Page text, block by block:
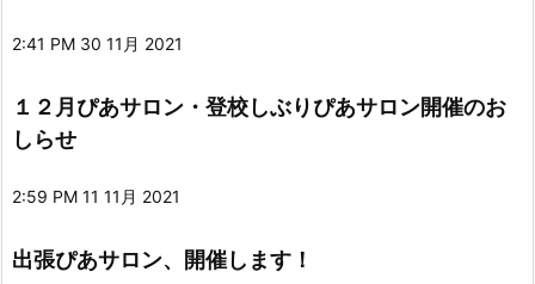
2:41 PM 30 11月 2021
１２月ぴあサロン・登校しぶりぴあサロン開催のお
しらせ
2:59 PM 11 11月 2021
出張ぴあサロン、開催します！